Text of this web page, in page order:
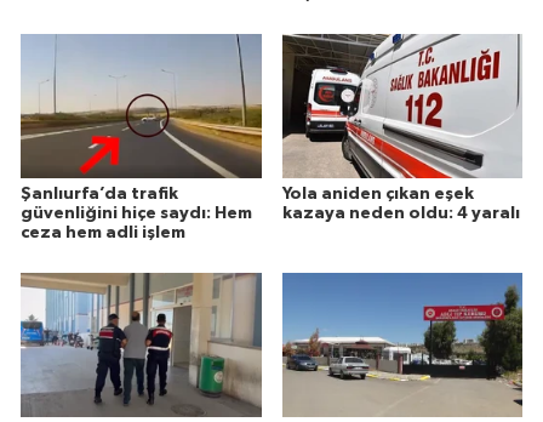
Şanlıurfa’da trafik
güvenliğini hiçe saydı: Hem
ceza hem adli işlem
Yola aniden çıkan eşek
kazaya neden oldu: 4 yaralı